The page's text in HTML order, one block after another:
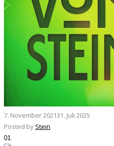
7. November 202131. Juli 2025
Posted by Stein
01